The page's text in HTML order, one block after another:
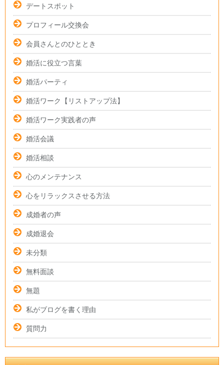
デートスポット
プロフィール交換会
会員さんとのひととき
婚活に役立つ言葉
婚活パーティ
婚活ワーク【リストアップ法】
婚活ワーク実践者の声
婚活会議
婚活相談
心のメンテナンス
心をリラックスさせる方法
成婚者の声
成婚退会
未分類
無料面談
無題
私がブログを書く理由
質問力